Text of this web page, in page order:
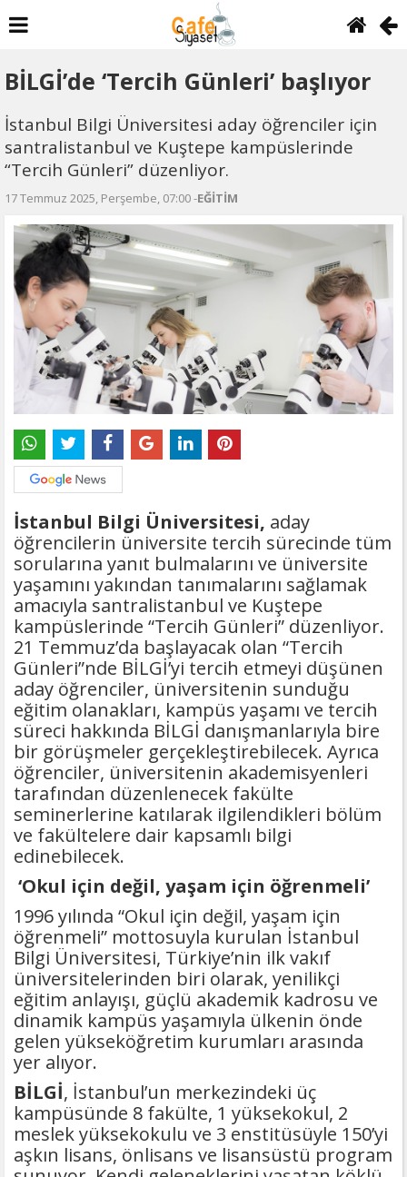
BİLGİ’de ‘Tercih Günleri’ başlıyor
İstanbul Bilgi Üniversitesi aday öğrenciler için
santralistanbul ve Kuştepe kampüslerinde
“Tercih Günleri” düzenliyor.
17 Temmuz 2025, Perşembe, 07:00 -EĞİTİM
İstanbul Bilgi Üniversitesi, aday
öğrencilerin üniversite tercih sürecinde tüm
sorularına yanıt bulmalarını ve üniversite
yaşamını yakından tanımalarını sağlamak
amacıyla santralistanbul ve Kuştepe
kampüslerinde “Tercih Günleri” düzenliyor.
21 Temmuz’da başlayacak olan “Tercih
Günleri”nde BİLGİ’yi tercih etmeyi düşünen
aday öğrenciler, üniversitenin sunduğu
eğitim olanakları, kampüs yaşamı ve tercih
süreci hakkında BİLGİ danışmanlarıyla bire
bir görüşmeler gerçekleştirebilecek. Ayrıca
öğrenciler, üniversitenin akademisyenleri
tarafından düzenlenecek fakülte
seminerlerine katılarak ilgilendikleri bölüm
ve fakültelere dair kapsamlı bilgi
edinebilecek.
‘Okul için değil, yaşam için öğrenmeli’
1996 yılında “Okul için değil, yaşam için
öğrenmeli” mottosuyla kurulan İstanbul
Bilgi Üniversitesi, Türkiye’nin ilk vakıf
üniversitelerinden biri olarak, yenilikçi
eğitim anlayışı, güçlü akademik kadrosu ve
dinamik kampüs yaşamıyla ülkenin önde
gelen yükseköğretim kurumları arasında
yer alıyor.
BİLGİ, İstanbul’un merkezindeki üç
kampüsünde 8 fakülte, 1 yüksekokul, 2
meslek yüksekokulu ve 3 enstitüsüyle 150’yi
aşkın lisans, önlisans ve lisansüstü program